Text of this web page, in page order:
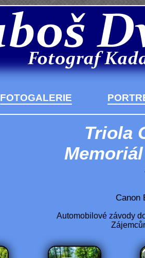
FOTOGALERIE
Triola
Canon
Automobilové závody